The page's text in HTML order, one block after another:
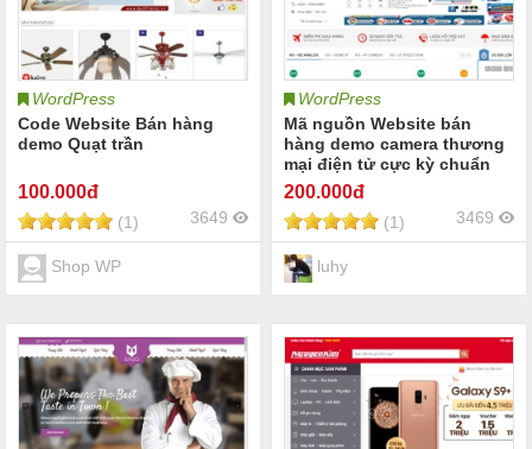
WordPress
Code Website Bán hàng
demo Quạt trần
100.000đ
(1) 3649
Shop WP
WordPress
Mã nguồn Website bán
hàng demo camera thương
mại điện tử cực kỳ chuẩn
SEO
200.000đ
(1) 3469
luhy